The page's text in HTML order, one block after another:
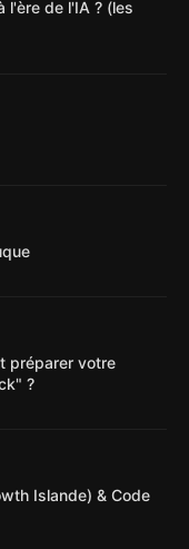
l'ère de l'IA ? (les
préparer votre
?
Islande) & Code